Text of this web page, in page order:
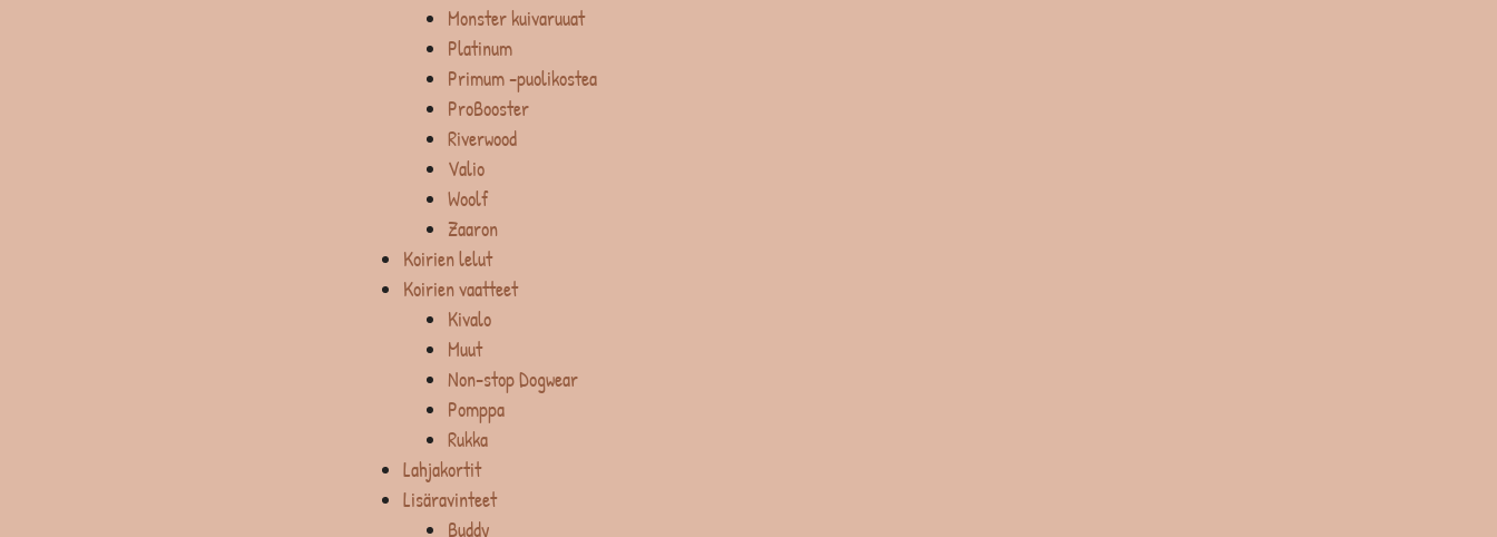
Monster kuivaruuat
Platinum
Primum -puolikostea
ProBooster
Riverwood
Valio
Woolf
Zaaron
Koirien lelut
Koirien vaatteet
Kivalo
Muut
Non-stop Dogwear
Pomppa
Rukka
Lahjakortit
Lisäravinteet
Buddy